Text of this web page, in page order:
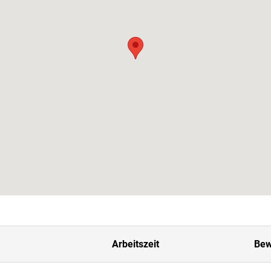
Arbeitszeit